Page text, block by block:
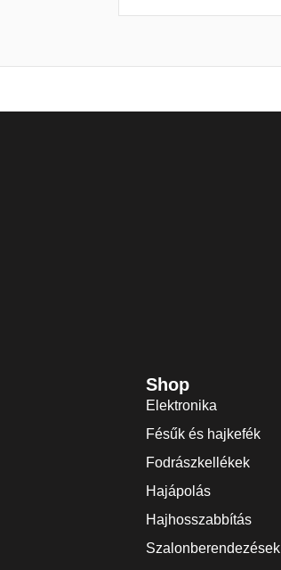
Shop
Elektronika
Fésűk és hajkefék
Fodrászkellékek
Hajápolás
Hajhosszabbítás
Szalonberendezések